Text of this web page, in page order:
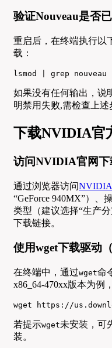
验证Nouveau是否
重启后，在终端执行以
载：
lsmod | grep nouveau
如果没有任何输出，说
明禁用失败,需检查上述
下载NVIDIA官
访问NVIDIA官网下
通过浏览器访问
“GeForce 940MX”）、
类型（建议选择“生产
下载链接。
使用wget下载驱动（
在终端中，通过wget命
x86_64-470xx版本为例
wget https://
若提示wget未安装，可
装。